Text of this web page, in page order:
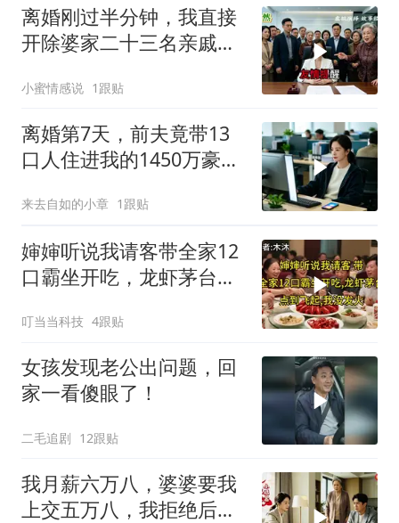
离婚刚过半分钟，我直接
开除婆家二十三名亲戚，
归她儿子管理
小蜜情感说 1跟贴
离婚第7天，前夫竟带13
口人住进我的1450万豪
来去自如的小章 1跟贴
婶婶听说我请客带全家12
口霸坐开吃，龙虾茅台点
叮当当科技 4跟贴
女孩发现老公出问题，回
家一看傻眼了！
二毛追剧 12跟贴
我月薪六万八，婆婆要我
上交五万八，我拒绝后她